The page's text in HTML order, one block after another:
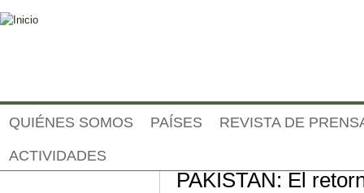
PAKISTAN: El
QUIÉNES SOMOS PAÍSES REVISTA DE
ACTIVIDADES
Pakistán